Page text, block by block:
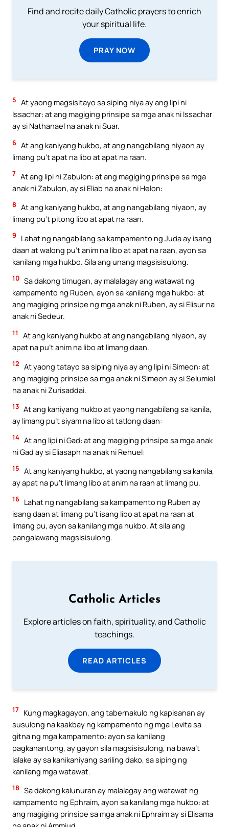
Find and recite daily Catholic prayers to enrich
your spiritual life.
PRAY NOW
5 At yaong magsisitayo sa siping niya ay ang lipi ni
Issachar: at ang magiging prinsipe sa mga anak ni Issachar
ay si Nathanael na anak ni Suar.
6 At ang kaniyang hukbo, at ang nangabilang niyaon ay
limang pu’t apat na libo at apat na raan.
7 At ang lipi ni Zabulon: at ang magiging prinsipe sa mga
anak ni Zabulon, ay si Eliab na anak ni Helon:
8 At ang kaniyang hukbo, at ang nangabilang niyaon, ay
limang pu’t pitong libo at apat na raan.
9
Lahat ng nangabilang sa kampamento ng Juda ay isang
daan at walong pu’t anim na libo at apat na raan, ayon sa
kanilang mga hukbo. Sila ang unang magsisisulong.
10 Sa dakong timugan, ay malalagay ang watawat ng
kampamento ng Ruben, ayon sa kanilang mga hukbo: at
ang magiging prinsipe ng mga anak ni Ruben, ay si Elisur na
anak ni Sedeur.
11
At ang kaniyang hukbo at ang nangabilang niyaon, ay
apat na pu’t anim na libo at limang daan.
12 At yaong tatayo sa siping niya ay ang lipi ni Simeon: at
ang magiging prinsipe sa mga anak ni Simeon ay si Selumiel
na anak ni Zurisaddai.
13 At ang kaniyang hukbo at yaong nangabilang sa kanila,
ay limang pu’t siyam na libo at tatlong daan:
14 At ang lipi ni Gad: at ang magiging prinsipe sa mga anak
ni Gad ay si Eliasaph na anak ni Rehuel:
15 At ang kaniyang hukbo, at yaong nangabilang sa kanila,
ay apat na pu’t limang libo at anim na raan at limang pu.
16 Lahat ng nangabilang sa kampamento ng Ruben ay
isang daan at limang pu’t isang libo at apat na raan at
limang pu, ayon sa kanilang mga hukbo. At sila ang
pangalawang magsisisulong.
Catholic Articles
Explore articles on faith, spirituality, and Catholic
teachings.
READ ARTICLES
17 Kung magkagayon, ang tabernakulo ng kapisanan ay
susulong na kaakbay ng kampamento ng mga Levita sa
gitna ng mga kampamento: ayon sa kanilang
pagkahantong, ay gayon sila magsisisulong, na bawa’t
lalake ay sa kanikaniyang sariling dako, sa siping ng
kanilang mga watawat.
18 Sa dakong kalunuran ay malalagay ang watawat ng
kampamento ng Ephraim, ayon sa kanilang mga hukbo: at
ang magiging prinsipe sa mga anak ni Ephraim ay si Elisama